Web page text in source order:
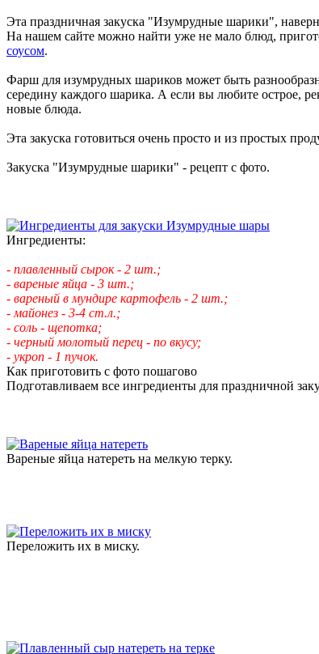
Эта праздничная закуска "Изумрудные шарики",
На нашем сайте можно найти уже не мало блюд,
соусом.
Фарш для изумрудных шариков может быть
середину каждого шарика. А если вы любите острое,
новые блюда.
Эта закуска готовиться очень просто и из простых
Закуска "Изумрудные шарики" - рецепт с фото.
Ингредиенты:
- плавленный сырок - 2 шт.;
- вареные яйца - 3 шт.;
- вареный в мундире картофель - 2 шт.;
- майонез - 3-4 ст.л.;
- соль - щепотка;
- черный молотый перец - по вкусу;
- укроп - 1 пучок.
Как приготовить с фото пошагово
Подготавливаем все ингредиенты для праздничной
Вареные яйца натереть на мелкую терку.
Переложить их в миску.